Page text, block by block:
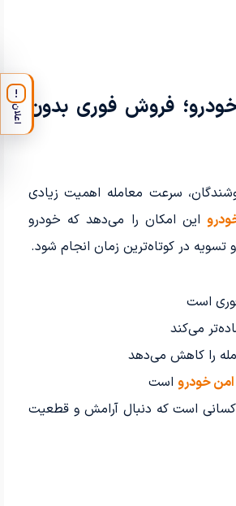
فروش فوری بدون
سرعت معامله اهمیت زیادی
این امکان را می‌دهد که خودرو
در کوتاه‌ترین زمان انجام شود.
است
می‌کند
را کاهش می‌دهد
خودرواست
است که دنبال آرامش و قطعیت
!
اعلان